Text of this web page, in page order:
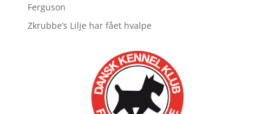
Ferguson
Zkrubbe’s Lilje har fået hvalpe